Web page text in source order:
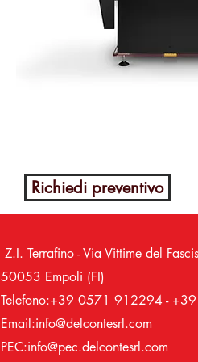
Richiedi preventivo
Z.I. Terrafino - Via Vittime del
50053 Empoli (FI)
Telefono:+39 0571 912294 -
Email:info@delcontesrl.com
PEC:info@pec.delcontesrl.com